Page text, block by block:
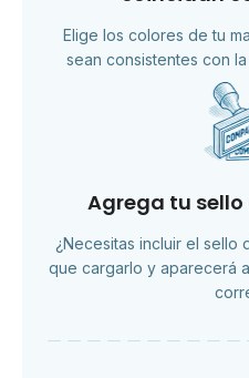
Elige los colores de tu
sean consistentes con
Agrega tu sello
¿Necesitas incluir el sello
que cargarlo y aparecerá